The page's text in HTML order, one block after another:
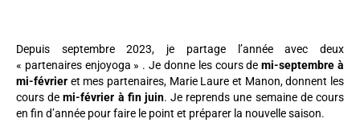
Depuis septembre 2023, je partage l’année avec deux
« partenaires enjoyoga » . Je donne les cours demi-septembre à
mi-février et mes partenaires, Marie Laure et Manon, donnent les
cours demi-février à fin juin. Je reprends une semaine de cours
en fin d’année pour faire le point et préparer la nouvelle saison.